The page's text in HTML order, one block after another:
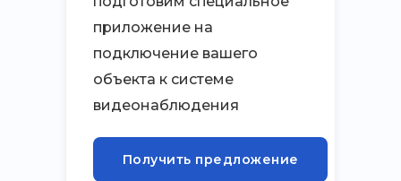
приложение на
подключение вашего
объекта к системе
видеонаблюдения
Получить предложение